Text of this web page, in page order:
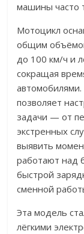
машины часто
Мотоцикл
общим
до 100 км/ч и
сокращая
позволяет
задачи — от
экстренных
выявить
работают над
быстрой
сменной
Эта модель
лёгкими